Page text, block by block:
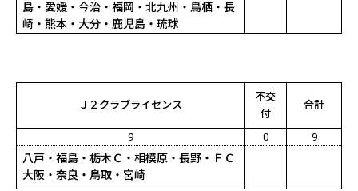
島・愛媛・今治・福岡・北九州・鳥栖・長
崎・熊本・大分・鹿児島・琉球
Ｊ２クラブライセンス
不交
付
合計
9 0 9
八戸・福島・栃木Ｃ・相模原・長野・ＦＣ
大阪・奈良・鳥取・宮崎